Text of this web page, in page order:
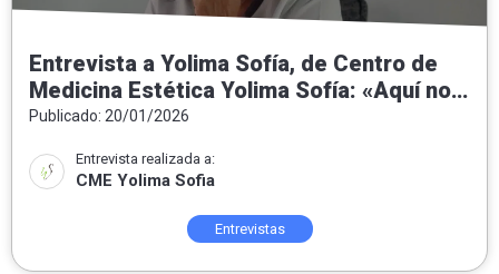
Entrevista a Yolima Sofía, de Centro de
Medicina Estética Yolima Sofía: «Aquí no
hacemos milagros: hacemos medicina
orientada al bienestar real»
Publicado: 20/01/2026
Entrevista realizada a:
CME Yolima Sofia
Entrevistas